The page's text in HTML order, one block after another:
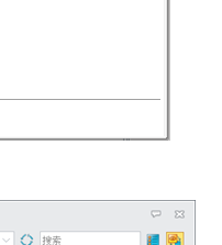
扫码关注微信公众号